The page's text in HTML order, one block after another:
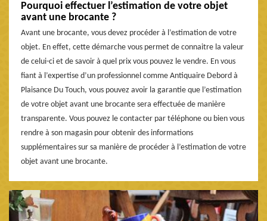
Pourquoi effectuer l’estimation de votre objet
avant une brocante ?
Avant une brocante, vous devez procéder à l’estimation de votre
objet. En effet, cette démarche vous permet de connaitre la valeur
de celui-ci et de savoir à quel prix vous pouvez le vendre. En vous
fiant à l’expertise d’un professionnel comme Antiquaire Debord à
Plaisance Du Touch, vous pouvez avoir la garantie que l’estimation
de votre objet avant une brocante sera effectuée de manière
transparente. Vous pouvez le contacter par téléphone ou bien vous
rendre à son magasin pour obtenir des informations
supplémentaires sur sa manière de procéder à l’estimation de votre
objet avant une brocante.